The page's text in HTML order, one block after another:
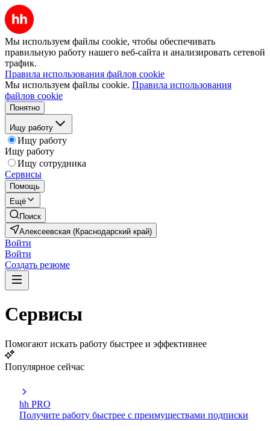
Мы используем файлы cookie, чтобы обеспечивать
правильную работу нашего веб-сайта и анализировать сетевой
трафик.
Правила использования файлов cookie
Мы используем файлы cookie. Правила использования
файлов cookie
Понятно
Ищу работу
Ищу работу
Ищу работу
Ищу сотрудника
Сервисы
Помощь
Ещё
Поиск
Алексеевская (Краснодарский край)
Войти
Войти
Создать резюме
Сервисы
Помогают искать работу быстрее и эффективнее
Популярное сейчас
hh PRO
Получите работу быстрее с преимуществами подписки